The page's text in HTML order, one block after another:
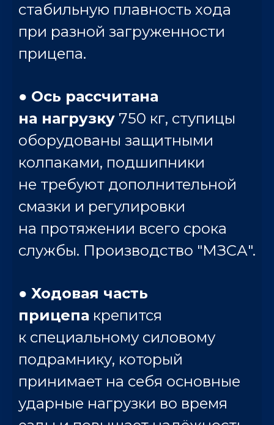
стабильную плавность хода
при разной загруженности
прицепа.
● Ось рассчитана
на нагрузку 750 кг, ступицы
оборудованы защитными
колпаками, подшипники
не требуют дополнительной
смазки и регулировки
на протяжении всего срока
службы. Производство "МЗСА".
● Ходовая часть
прицепа крепится
к специальному силовому
подрамнику, который
принимает на себя основные
ударные нагрузки во время